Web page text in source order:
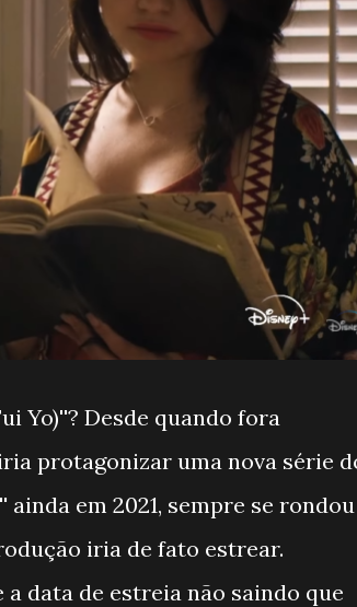
Yo)''? Desde quando fora
protagonizar uma nova série
em 2021, sempre se rondou
iria de fato estrear.
data de estreia não saindo que